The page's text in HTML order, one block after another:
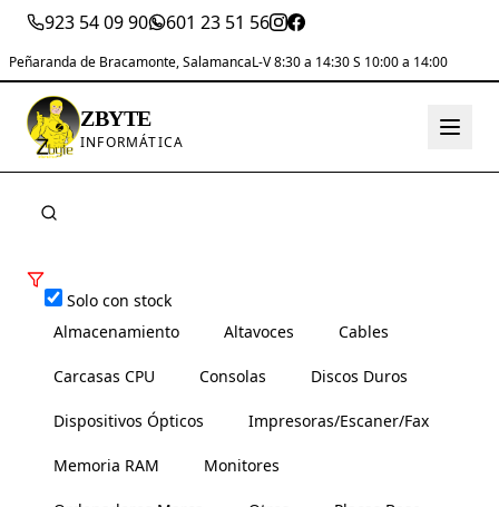
923 54 09 90 601 23 51 56
Peñaranda de Bracamonte, SalamancaL-V 8:30 a 14:30 S 10:00 a 14:00
ZBYTE
INFORMÁTICA
Solo con stock
Almacenamiento
Altavoces Cables
Carcasas CPU Consolas Discos Duros
Dispositivos Ópticos Impresoras/Escaner/Fax
Memoria RAM Monitores